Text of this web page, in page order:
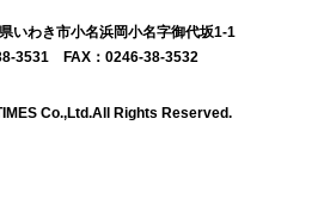
わき市小名浜岡小名字御代坂1-1
3531 FAX：0246-38-3532
Co.,Ltd.All Rights Reserved.